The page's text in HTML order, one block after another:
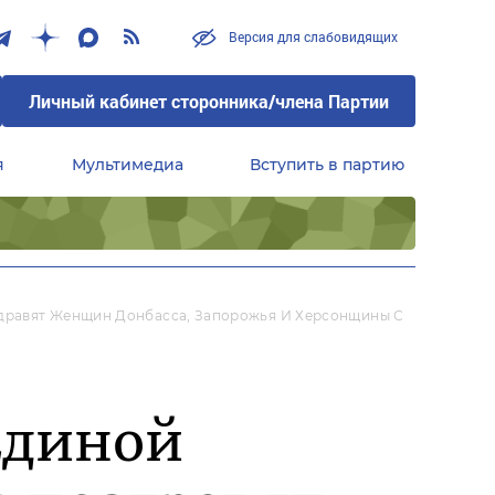
Версия для слабовидящих
Личный кабинет сторонника/члена Партии
Мультимедиа Вступить в партию
Женщин Донбасса, Запорожья И Херсонщины С